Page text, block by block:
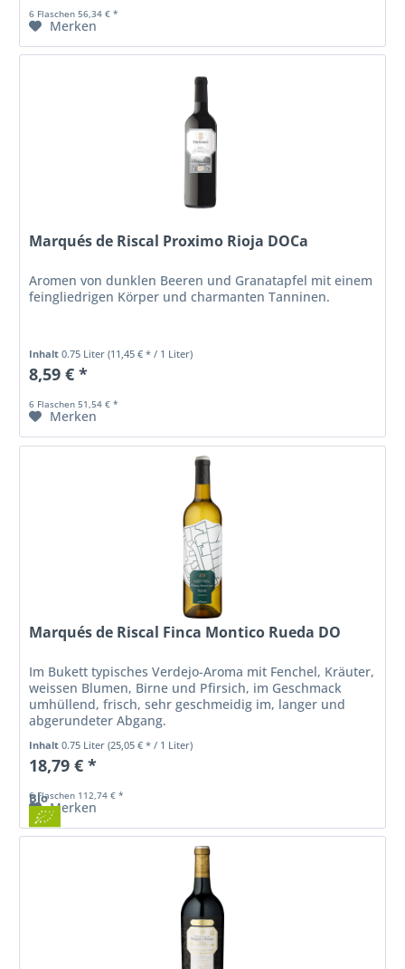
6 Flaschen 56,34 € *
Merken
Marqués de Riscal Proximo Rioja DOCa
Aromen von dunklen Beeren und Granatapfel mit einem
feingliedrigen Körper und charmanten Tanninen.
Inhalt0.75 Liter(11,45 € * / 1 Liter)
8,59 € *
6 Flaschen 51,54 € *
Merken
Bio
Marqués de Riscal Finca Montico Rueda DO
Im Bukett typisches Verdejo-Aroma mit Fenchel, Kräuter,
weissen Blumen, Birne und Pfirsich, im Geschmack
umhüllend, frisch, sehr geschmeidig im, langer und
abgerundeter Abgang.
Inhalt0.75 Liter(25,05 € * / 1 Liter)
18,79 € *
6 Flaschen 112,74 € *
Merken